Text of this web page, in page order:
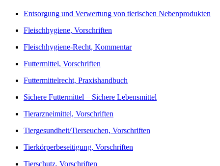
Entsorgung und Verwertung von tierischen Nebenprodukten
Fleischhygiene, Vorschriften
Fleischhygiene-Recht, Kommentar
Futtermittel, Vorschriften
Futtermittelrecht, Praxishandbuch
Sichere Futtermittel – Sichere Lebensmittel
Tierarzneimittel, Vorschriften
Tiergesundheit/Tierseuchen, Vorschriften
Tierkörperbeseitigung, Vorschriften
Tierschutz, Vorschriften